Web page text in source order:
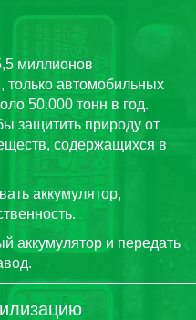
миллионов
только автомобильных
50.000 тонн в год.
защитить природу от
содержащихся в
аккумулятор,
аккумулятор и передать